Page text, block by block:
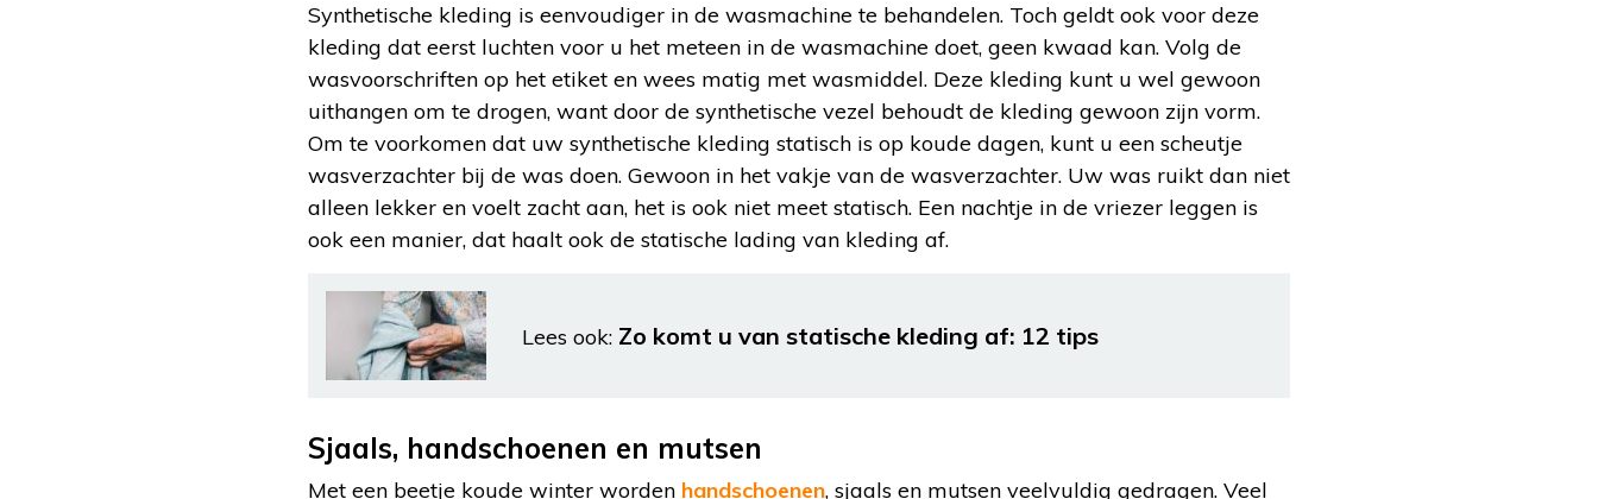
Synthetische kleding is eenvoudiger in de wasmachine te behandelen. Toch geldt ook voor deze
kleding dat eerst luchten voor u het meteen in de wasmachine doet, geen kwaad kan. Volg de
wasvoorschriften op het etiket en wees matig met wasmiddel. Deze kleding kunt u wel gewoon
uithangen om te drogen, want door de synthetische vezel behoudt de kleding gewoon zijn vorm.
Om te voorkomen dat uw synthetische kleding statisch is op koude dagen, kunt u een scheutje
wasverzachter bij de was doen. Gewoon in het vakje van de wasverzachter. Uw was ruikt dan niet
alleen lekker en voelt zacht aan, het is ook niet meet statisch. Een nachtje in de vriezer leggen is
ook een manier, dat haalt ook de statische lading van kleding af.
Lees ook: Zo komt u van statische kleding af: 12 tips
Sjaals, handschoenen en mutsen
Met een beetje koude winter worden handschoenen, sjaals en mutsen veelvuldig gedragen. Veel